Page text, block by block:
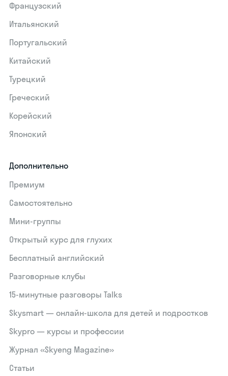
Французский
Итальянский
Португальский
Китайский
Турецкий
Греческий
Корейский
Японский
Дополнительно
Премиум
Самостоятельно
Мини-группы
Открытый курс для глухих
Бесплатный английский
Разговорные клубы
15‑минутные разговоры Talks
Skysmart — онлайн-школа для детей и подростков
Skypro — курсы и профессии
Журнал «Skyeng Magazine»
Статьи